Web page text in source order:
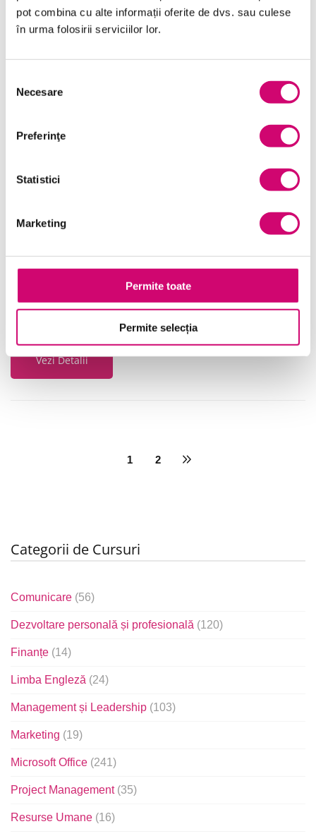
pot combina cu alte informații oferite de dvs. sau culese
în urma folosirii serviciilor lor.
consimțământului
Necesare
Preferinţe
Statistici
Marketing
Permite toate
Permite selecția
Categorii de Cursuri
Comunicare (56)
Dezvoltare personală și profesională (120)
Finanțe (14)
Limba Engleză (24)
Management și Leadership (103)
Marketing (19)
Microsoft Office (241)
Project Management (35)
Resurse Umane (16)
Teams 2021 – Crearea, căutarea și organizarea
fișierelor
Vezi Detalii
1 2